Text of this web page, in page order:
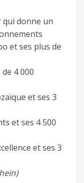
donne un
et ses plus de
4 000
et ses 3
et ses 4 500
et ses 3